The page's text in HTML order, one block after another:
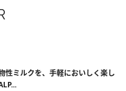
性ミルクを、手軽においしく楽し